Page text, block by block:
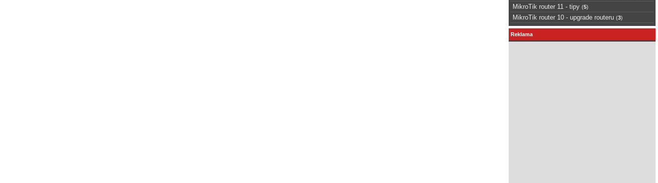
MikroTik router 11 - tipy (5)
MikroTik router 10 - upgrade routeru (3)
Reklama